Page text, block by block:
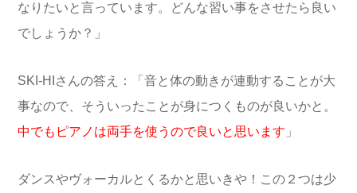
なりたいと言っています。どんな習い事をさせたら良い
でしょうか？」
SKI-HIさんの答え：「音と体の動きが連動することが大
事なので、そういったことが身につくものが良いかと。
中でもピアノは両手を使うので良いと思います 」
ダンスやヴォーカルとくるかと思いきや！この２つは少